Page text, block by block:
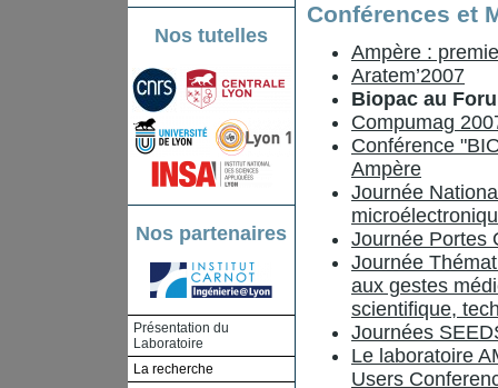
Nos tutelles
Nos partenaires
Présentation du
Laboratoire
La recherche
Conférences et
Ampère :
Aratem’2007
Biopac au
Compumag
Conférence
Ampère
Journée
Journée Portes
Journée
aux gestes
scientifique,
Journées
Le laboratoire
Users